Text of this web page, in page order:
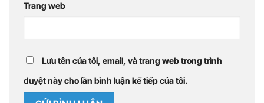
Trang web
Lưu tên của tôi, email, và trang web trong trình
duyệt này cho lần bình luận kế tiếp của tôi.